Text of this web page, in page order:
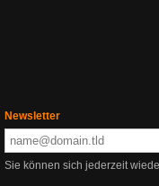
Newsletter
Sie können sich jederzeit